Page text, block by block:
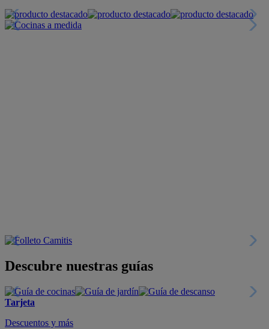
Descubre nuestras guías
Tarjeta
Descuentos y más